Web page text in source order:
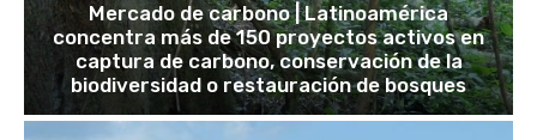
Mercado de carbono | Latinoamérica
concentra más de 150 proyectos activos en
captura de carbono, conservación de la
biodiversidad o restauración de bosques